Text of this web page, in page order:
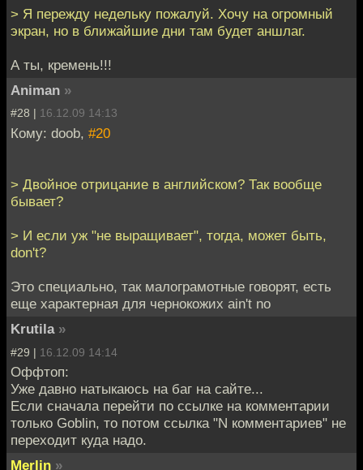
> Я пережду недельку пожалуй. Хочу на огромный
экран, но в ближайшие дни там будет аншлаг.
А ты, кремень!!!
Animan »
#28 | 16.12.09 14:13
Кому: doob, #20
> Двойное отрицание в английском? Так вообще
бывает?
> И если уж "не выращивает", тогда, может быть,
don't?
Это специально, так малограмотные говорят, есть
еще характерная для чернокожих ain't no
Krutila »
#29 | 16.12.09 14:14
Оффтоп:
Уже давно натыкаюсь на баг на сайте...
Если сначала перейти по ссылке на комментарии
только Goblin, то потом ссылка "N комментариев" не
переходит куда надо.
Merlin »